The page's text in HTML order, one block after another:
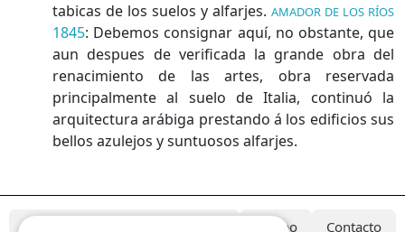
tabicas de los suelos y alfarjes. AMADOR DE LOS RÍOS
1845: Debemos consignar aquí, no obstante, que
aun despues de verificada la grande obra del
renacimiento de las artes, obra reservada
principalmente al suelo de Italia, continuó la
arquitectura arábiga prestando á los edificios sus
bellos azulejos y suntuosos alfarjes.
Equipo Contacto